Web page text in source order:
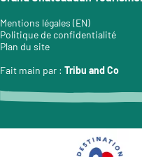
Mentions légales (EN)
Politique de confidentialité
Plan du site
Fait main par : Tribu and Co